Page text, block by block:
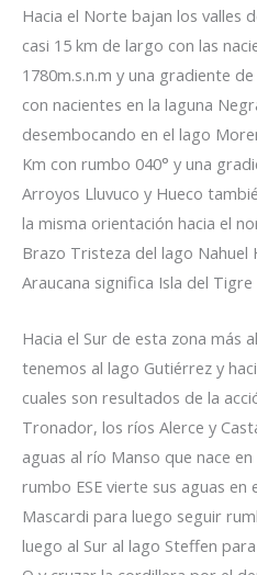
Hacia el Norte bajan los valles
casi 15 km de largo con las
1780m.s.n.m y una gradiente
con nacientes en la laguna
desembocando en el lago
Km con rumbo 040° y una
Arroyos Lluvuco y Hueco
la misma orientación hacia el
Brazo Tristeza del lago Nahuel
Araucana significa Isla del Tigre
Hacia el Sur de esta zona más
tenemos al lago Gutiérrez y
cuales son resultados de la
Tronador, los ríos Alerce y
aguas al río Manso que nace
rumbo ESE vierte sus aguas
Mascardi para luego seguir
luego al Sur al lago Steffen